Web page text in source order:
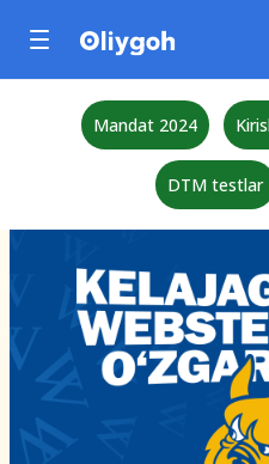
Mandat 2024
DTM testlar